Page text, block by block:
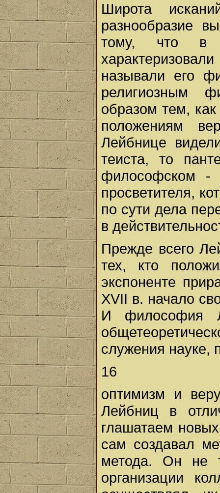
Широта
разнообразие
тому, что в
называли его
религиозным
образом тем,
положениям
Лейбнице
теиста, то
философском -
просветителя,
по сути дела
в
Прежде всего
тех, кто
экспоненте
XVII в. начало
И философия
служения науке,
16
оптимизм и
Лейбниц в
глашатаем
сам создавал
метода. Он не
организации